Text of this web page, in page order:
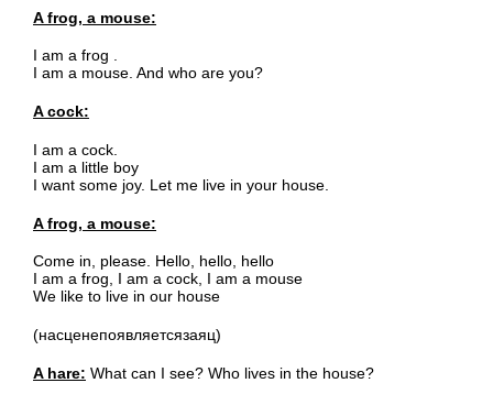
A frog, a mouse:
I am a frog .
I am a mouse. And who are you?
A cock:
I am a cock.
I am a little boy
I want some joy. Let me live in your house.
A frog, a mouse:
Come in, please. Hello, hello, hello
I am a frog, I am a cock, I am a mouse
We like to live in our house
(насценепоявляетсязаяц)
A hare: What can I see? Who lives in the house?